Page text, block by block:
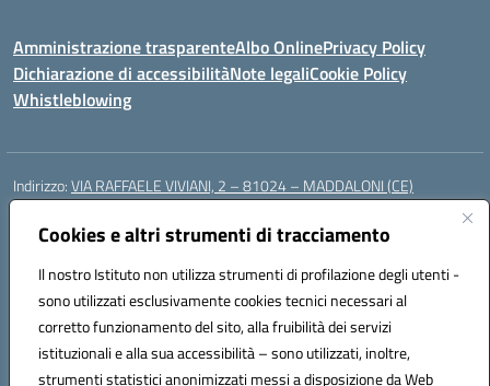
Cookies e altri strumenti di tracciamento
Il nostro Istituto non utilizza strumenti di profilazione degli utenti -
sono utilizzati esclusivamente cookies tecnici necessari al
corretto funzionamento del sito, alla fruibilità dei servizi
istituzionali e alla sua accessibilità – sono utilizzati, inoltre,
strumenti statistici anonimizzati messi a disposizione da Web
Amministrazione trasparenteAlbo OnlinePrivacy Policy
Dichiarazione di accessibilitàNote legaliCookie Policy
Whistleblowing
Indirizzo:VIA RAFFAELE VIVIANI, 2 – 81024 – MADDALONI (CE)
Centralino:
Posta elettronica certificata (PEC):ceic8av00r@pec.istruzione.it
Codice fiscale: 93086020612
Codice meccanografico:CEIC8AV00R
Codice Indice delle Pubbliche Amministrazioni (IPA): icamm
Codice unico di fatturazione (CUF): UF8WE6